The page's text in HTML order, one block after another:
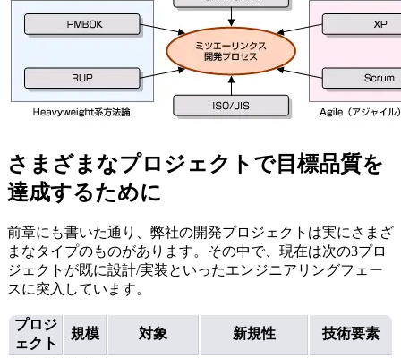
さまざまなプロジェクトで目標品質を
達成するために
前章にも書いた通り、弊社の開発プロジェクトは実にさまざ
まなタイプのものがあります。その中で、現在は次の3プロ
ジェクトが既に設計/実装といったエンジニアリングフェー
スに突入しています。
プロジ
ェクト
規模 対象 新規性 技術要素